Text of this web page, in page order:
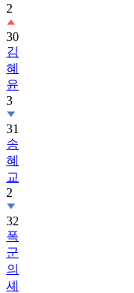
2
30
김
혜
윤
3
31
송
혜
교
2
32
폭
군
의
셰